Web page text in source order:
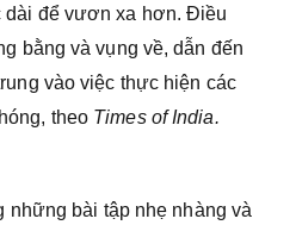
để vươn xa hơn. Điều
bằng và vụng về, dẫn đến
vào việc thực hiện các
theo Times of India.
bài tập nhẹ nhàng và